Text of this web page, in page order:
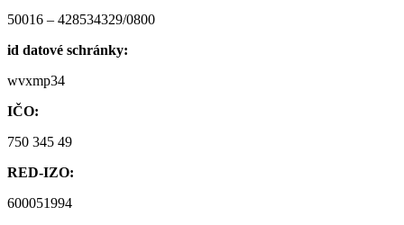
50016 – 428534329/0800
id datové schránky:
wvxmp34
IČO:
750 345 49
RED-IZO:
600051994